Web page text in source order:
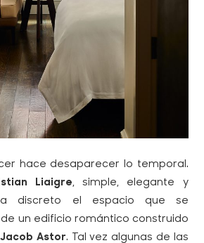
hace desaparecer lo temporal.
Liaigre, simple, elegante y
discreto el espacio que se
un edificio romántico construido
Astor. Tal vez algunas de las